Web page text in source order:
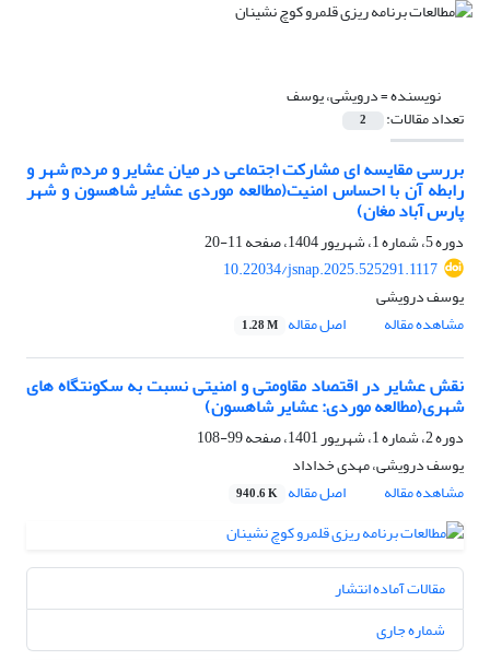
نویسنده =درویشی، یوسف
تعداد مقالات: 2
بررسی مقایسه ای مشارکت اجتماعی در میان عشایر و مردم شهر و
رابطه آن با احساس امنیت(مطالعه موردی عشایر شاهسون و شهر
پارس آباد مغان)
دوره 5، شماره 1، شهریور 1404، صفحه
11-20
10.22034/jsnap.2025.525291.1117
یوسف درویشی
مشاهده مقاله
اصل مقاله 1.28 M
نقش عشایر در اقتصاد مقاومتی و امنیتی نسبت به سکونتگاه های
شهری(مطالعه موردی: عشایر شاهسون)
دوره 2، شماره 1، شهریور 1401، صفحه
99-108
یوسف درویشی، مهدی خداداد
مشاهده مقاله
اصل مقاله 940.6 K
مقالات آماده انتشار
شماره جاری